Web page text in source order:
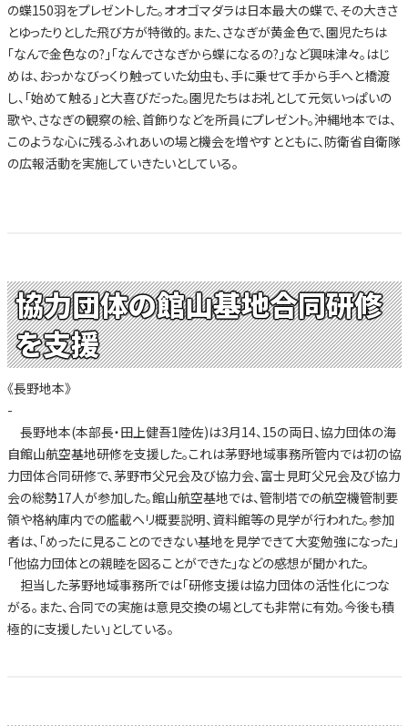
の蝶150羽をプレゼントした。オオゴマダラは日本最大の蝶で、その大きさ
とゆったりとした飛び方が特徴的。また、さなぎが黄金色で、園児たちは
「なんで金色なの?」「なんでさなぎから蝶になるの?」など興味津々。はじ
めは、おっかなびっくり触っていた幼虫も、手に乗せて手から手へと橋渡
し、「始めて触る」と大喜びだった。園児たちはお礼として元気いっぱいの
歌や、さなぎの観察の絵、首飾りなどを所員にプレゼント。沖縄地本では、
このような心に残るふれあいの場と機会を増やすとともに、防衛省自衛隊
の広報活動を実施していきたいとしている。
協力団体の館山基地合同研修
を支援
《長野地本》
-
長野地本(本部長・田上健吾1陸佐)は3月14、15の両日、協力団体の海
自館山航空基地研修を支援した。これは茅野地域事務所管内では初の協
力団体合同研修で、茅野市父兄会及び協力会、富士見町父兄会及び協力
会の総勢17人が参加した。館山航空基地では、管制塔での航空機管制要
領や格納庫内での艦載ヘリ概要説明、資料館等の見学が行われた。参加
者は、「めったに見ることのできない基地を見学できて大変勉強になった」
「他協力団体との親睦を図ることができた」などの感想が聞かれた。
担当した茅野地域事務所では「研修支援は協力団体の活性化につな
がる。また、合同での実施は意見交換の場としても非常に有効。今後も積
極的に支援したい」としている。